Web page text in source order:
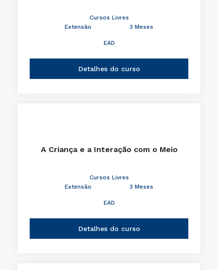
Cursos Livres
Extensão
3 Meses
EAD
Detalhes do curso
A Criança e a Interação com o Meio
Cursos Livres
Extensão
3 Meses
EAD
Detalhes do curso